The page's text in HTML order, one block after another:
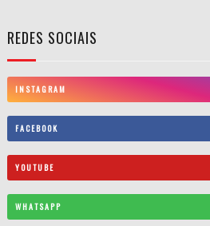
REDES SOCIAIS
INSTAGRAM
FACEBOOK
YOUTUBE
WHATSAPP